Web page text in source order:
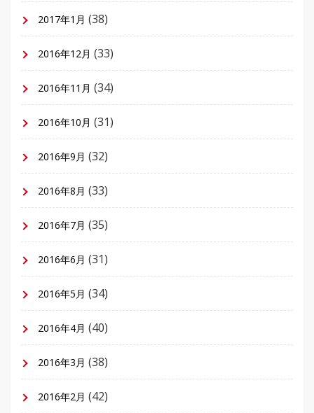
2017年1月 (38)
2016年12月 (33)
2016年11月 (34)
2016年10月 (31)
2016年9月 (32)
2016年8月 (33)
2016年7月 (35)
2016年6月 (31)
2016年5月 (34)
2016年4月 (40)
2016年3月 (38)
2016年2月 (42)